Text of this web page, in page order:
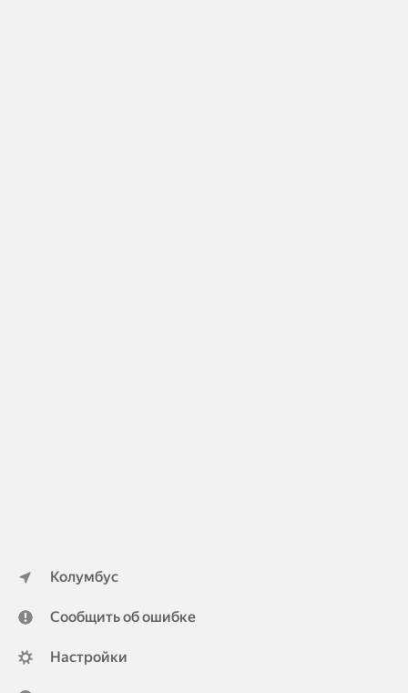
Колумбус
Сообщить об ошибке
Настройки